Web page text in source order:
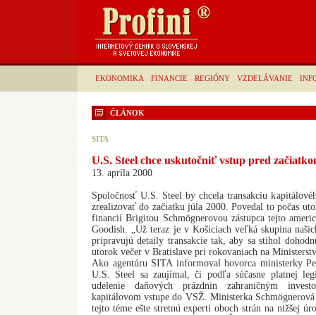
EKONOMIKA FINANCIE REGIÓNY VZDELÁVANIE
ČLÁNOK
SITA
U.S. Steel chce uskutočniť vstup pred
13. apríla 2000
Spoločnosť U.S. Steel by chcela transakciu
zrealizovať do začiatku júla 2000. Povedal to počas
financií Brigitou Schmögnerovou zástupca tejto
Goodish. „Už teraz je v Košiciach veľká skupina
pripravujú detaily transakcie tak, aby sa stihol
utorok večer v Bratislave pri rokovaniach na
Ako agentúru SITA informoval hovorca ministerky
U.S. Steel sa zaujímal, či podľa súčasne platnej
udelenie daňových prázdnin zahraničným
kapitálovom vstupe do VSŽ. Ministerka
tejto téme ešte stretnú experti oboch strán na nižšej